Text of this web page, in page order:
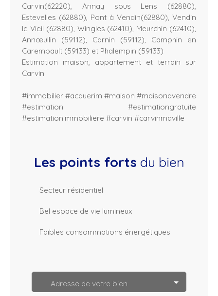
Carvin(62220), Annay sous Lens (62880),
Estevelles (62880), Pont à Vendin(62880), Vendin
le Vieil (62880), Wingles (62410), Meurchin (62410),
Annœullin (59112), Carnin (59112), Camphin en
Carembault (59133) et Phalempin (59133)
Estimation maison, appartement et terrain sur
Carvin.
#immobilier #acquerim #maison #maisonavendre
#estimation #estimationgratuite
#estimationimmobiliere #carvin #carvinmaville
Les points forts du bien
Secteur résidentiel
Bel espace de vie lumineux
Faibles consommations énergétiques
Adresse de votre bien